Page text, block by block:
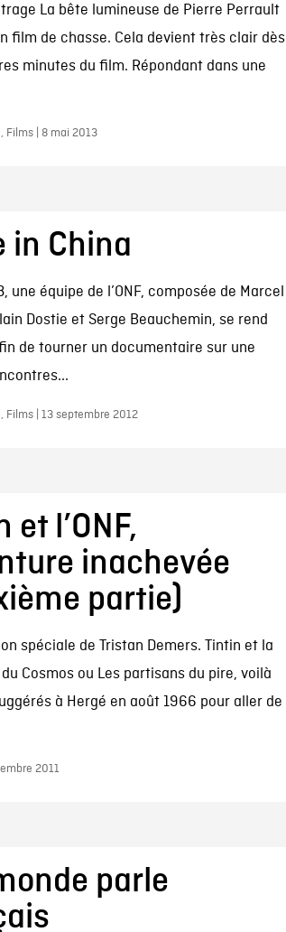
La bête lumineuse de Pierre Perrault
film de chasse. Cela devient très clair dès
minutes du film. Répondant dans une
Films | 8 mai 2013
in China
une équipe de l’ONF, composée de Marcel
Dostie et Serge Beauchemin, se rend
de tourner un documentaire sur une
Films | 13 septembre 2012
et l’ONF,
inachevée
partie)
spéciale de Tristan Demers. Tintin et la
Cosmos ou Les partisans du pire, voilà
à Hergé en août 1966 pour aller de
2011
parle